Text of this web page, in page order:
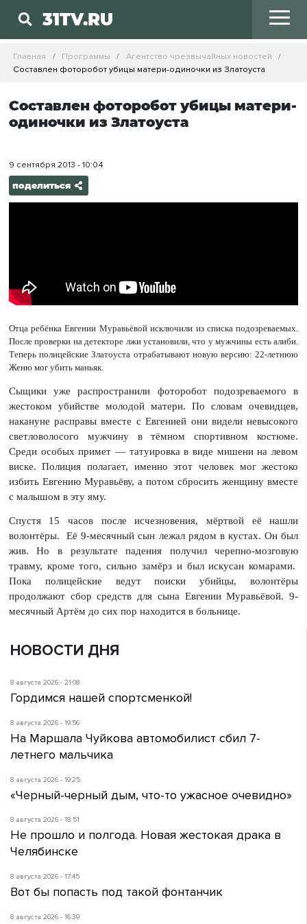
31TV.RU
Главная Программы
Агентство чрезвычайных новостей
Составлен фоторобот убицы матери-одиночки из Златоуста
Составлен фоторобот убицы матери-
одиночки из Златоуста
9 сентября 2013 - 10:04
поделиться
Отца ребёнка Евгении Муравьёвой исключили из списка подозреваемых.
После проверки на детекторе лжи установили, что у мужчины есть алиби.
Теперь полицейские Златоуста отрабатывают новую версию: 22-летнюю
Женю мог убить маньяк.
Сыщики уже распространили фоторобот подозреваемого в
жестоком убийстве молодой матери. По словам очевидцев,
накануне расправы вместе с Евгенией они видели невысокого
светловолосого мужчину в тёмном спортивном костюме.
Среди особых примет — татуировка в виде мишени на левом
виске. Полиция полагает, именно этот человек мог жестоко
избить Евгению Муравьёву, а потом сбросить женщину вместе
с малышом в эту яму.
Спустя 15 часов после исчезновения, мёртвой её нашли
волонтёры. Её 9-месячный сын лежал рядом в кустах. Он был
жив. Но в результате падения получил черепно-мозговую
травму, кроме того, сильно замёрз и был искусан комарами.
Пока полицейские ведут поиски убийцы, волонтёры
продолжают сбор средств для сына Евгении Муравьёвой. 9-
месячный Артём до сих пор находится в больнице.
НОВОСТИ ДНЯ
8 августа 2026 - 21:08
Гордимся нашей спортсменкой!
8 августа 2026 - 19:56
На Маршала Чуйкова автомобилист сбил 7-
летнего мальчика
8 августа 2026 - 19:25
«Черный-черный дым, что-то ужасное очевидно»
8 августа 2026 - 18:51
Не прошло и полгода. Новая жестокая драка в
Челябинске
8 августа 2026 - 17:45
Вот бы попасть под такой фонтанчик
8 августа 2026 - 16:39